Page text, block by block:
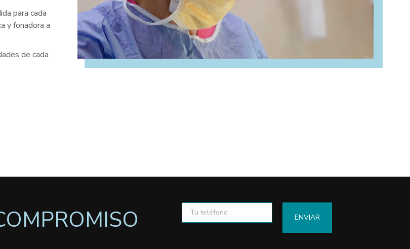
para cada
y fonadora a
de cada